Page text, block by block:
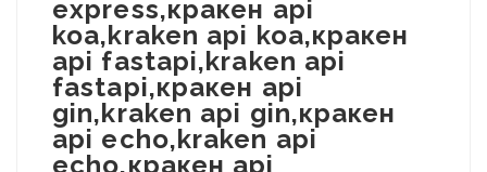
express,кракен api
koa,kraken api koa,кракен
api fastapi,kraken api
fastapi,кракен api
gin,kraken api gin,кракен
api echo,kraken api
echo,кракен api